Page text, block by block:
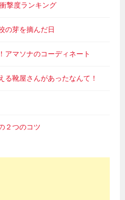
撃度ランキング
の芽を摘んだ日
アマソナのコーディネート
る靴屋さんがあったなんて！
２つのコツ